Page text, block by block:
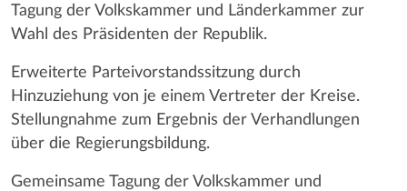
Tagung der Volkskammer und Länderkammer zur
Wahl des Präsidenten der Republik.
Erweiterte Parteivorstandssitzung durch
Hinzuziehung von je einem Vertreter der Kreise.
Stellungnahme zum Ergebnis der Verhandlungen
über die Regierungsbildung.
Gemeinsame Tagung der Volkskammer und